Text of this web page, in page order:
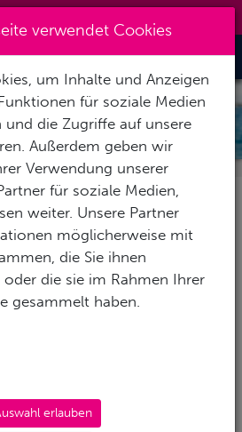
Toggle
QUATTRO
4 X
4X ist die lang erwartete
legendären Avanti Quattro+.
wurde fürTaucher aller
– die Avanti QUATTRO 4X
effizienten Vortrieb
verwendet Cookies
um Inhalte und Anzeigen
für soziale Medien
die Zugriffe auf unsere
Außerdem geben wir
Verwendung unserer
für soziale Medien,
weiter. Unsere Partner
möglicherweise mit
die Sie ihnen
die sie im Rahmen Ihrer
gesammelt haben.
erlauben